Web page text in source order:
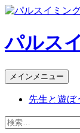
パルス
検
索
メインメニュー コ
テ
先生と遊ぼ
検